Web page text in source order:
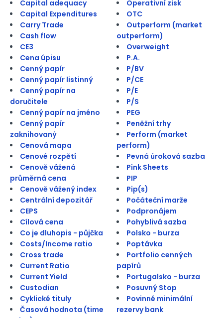
Capital adequacy
Capital Expenditures
Carry Trade
Cash flow
CE3
Cena úpisu
Cenný papír
Cenný papír listinný
Cenný papír na
doručitele
Cenný papír na jméno
Cenný papír
zaknihovaný
Cenová mapa
Cenové rozpětí
Cenově vážená
průměrná cena
Cenově vážený index
Centrální depozitář
CEPS
Cílová cena
Co je dluhopis - půjčka
Costs/Income ratio
Cross trade
Current Ratio
Current Yield
Custodian
Cyklické tituly
Časová hodnota (time
Operativní zisk
OTC
Outperform (market
outperform)
Overweight
P.A.
P/BV
P/CE
P/E
P/S
PEG
Peněžní trhy
Perform (market
perform)
Pevná úroková sazba
Pink Sheets
PIP
Pip(s)
Počáteční marže
Podpronájem
Pohyblivá sazba
Polsko - burza
Poptávka
Portfolio cenných
papírů
Portugalsko - burza
Posuvný Stop
Povinné minimální
rezervy bank